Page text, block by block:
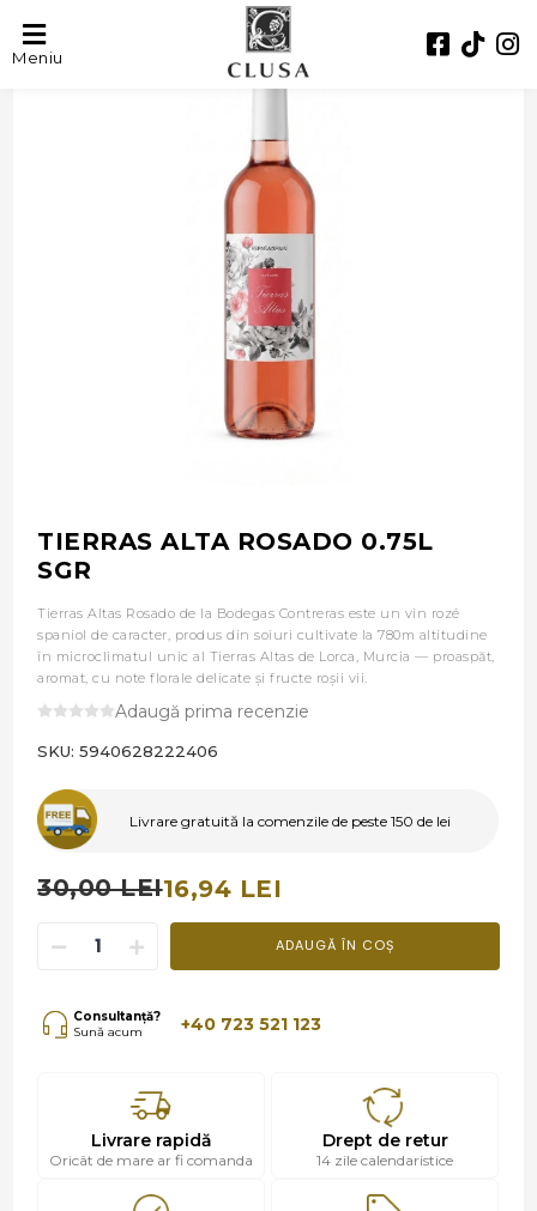
Meniu- 44%
TIERRAS ALTA ROSADO 0.75L
SGR
Tierras Altas Rosado de la Bodegas Contreras este un vin rozé
spaniol de caracter, produs din soiuri cultivate la 780m altitudine
în microclimatul unic al Tierras Altas de Lorca, Murcia — proaspăt,
aromat, cu note florale delicate și fructe roșii vii.
Adaugă prima recenzie
SKU: 5940628222406
Livrare gratuită la comenzile de peste 150 de lei
30,00 LEI16,94 LEI
ADAUGĂ ÎN COȘ
Consultanță?
Sună acum
+40 723 521 123
Livrare rapidă
Oricât de mare ar fi comanda
Drept de retur
14 zile calendaristice